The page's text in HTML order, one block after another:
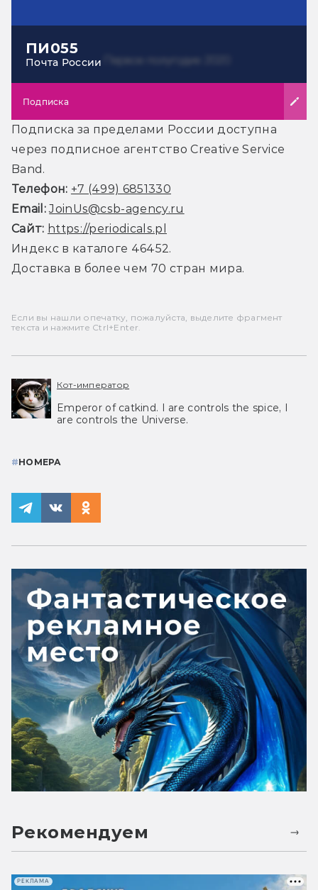
ПИ055
Почта России
Подписка
Подписка за пределами России доступна
через подписное агентство Creative Service
Band.
Телефон: +7 (499) 6851330
Email: JoinUs@csb-agency.ru
Сайт: https://periodicals.pl
Индекс в каталоге 46452.
Доставка в более чем 70 стран мира.
Если вы нашли опечатку, пожалуйста, выделите фрагмент
текста и нажмите Ctrl+Enter.
Кот-император
Emperor of catkind. I are controls the spice, I
are controls the Universe.
#НОМЕРА
Рекомендуем
РЕКЛАМА